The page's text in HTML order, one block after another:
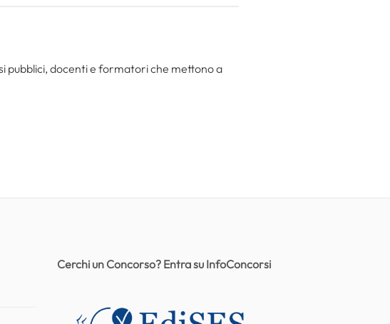
pubblici, docenti e formatori che mettono a
Cerchi un Concorso? Entra su InfoConcorsi